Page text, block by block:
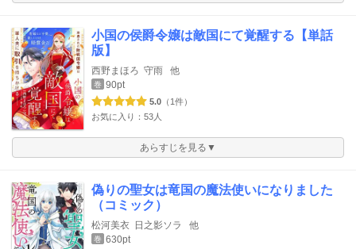
小国の侯爵令嬢は敵国にて覚醒する【単話
版】
西野まほろ 守雨 他
巻 90pt
5.0 （1件）
お気に入り：53人
あらすじを見る▼
偽りの聖女は竜国の魔法使いになりました
（コミック）
松河美衣 日之影ソラ 他
巻 630pt